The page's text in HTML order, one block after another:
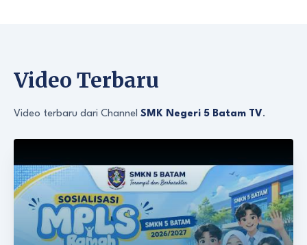
Video Terbaru
Video terbaru dari Channel SMK Negeri 5 Batam TV.